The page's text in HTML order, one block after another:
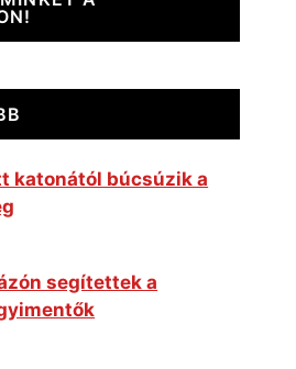
katonától búcsúzik a
segítettek a